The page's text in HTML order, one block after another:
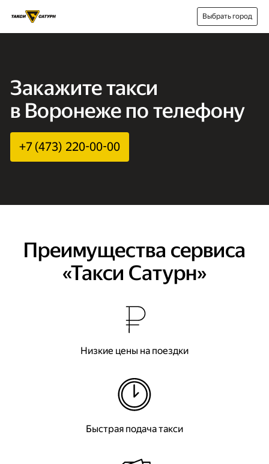
Выбрать город
Закажите такси
в Воронеже по телефону
+7 (473) 220-00-00
Преимущества сервиса
«Такси Сатурн»
Низкие цены на поездки
Быстрая подача такси